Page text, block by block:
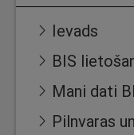
Ievads
BIS
Mani dati
Pilnvaras